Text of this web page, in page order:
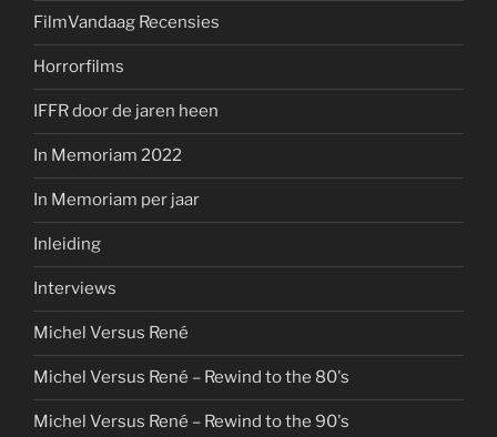
FilmVandaag Recensies
Horrorfilms
IFFR door de jaren heen
In Memoriam 2022
In Memoriam per jaar
Inleiding
Interviews
Michel Versus René
Michel Versus René – Rewind to the 80's
Michel Versus René – Rewind to the 90's